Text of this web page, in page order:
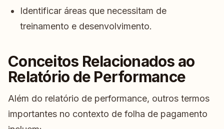
Identificar áreas que necessitam de
treinamento e desenvolvimento.
Conceitos Relacionados ao
Relatório de Performance
Além do relatório de performance, outros termos
importantes no contexto de folha de pagamento